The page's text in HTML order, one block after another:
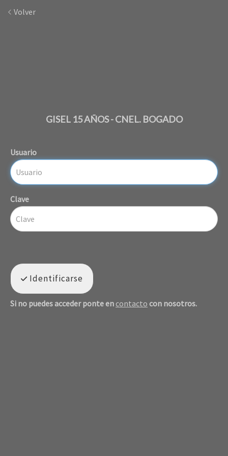
Volver
GISEL 15 AÑOS - CNEL. BOGADO
Usuario
Clave
Identificarse
Si no puedes acceder ponte en contacto con nosotros.